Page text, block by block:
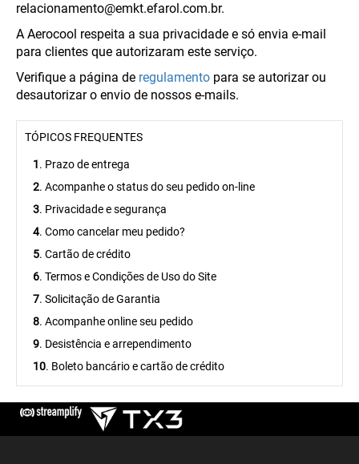
relacionamento@emkt.efarol.com.br.
A Aerocool respeita a sua privacidade e só envia e-mail
para clientes que autorizaram este serviço.
Verifique a página de regulamento para se autorizar ou
desautorizar o envio de nossos e-mails.
TÓPICOS FREQUENTES
1. Prazo de entrega
2. Acompanhe o status do seu pedido on-line
3. Privacidade e segurança
4. Como cancelar meu pedido?
5. Cartão de crédito
6. Termos e Condições de Uso do Site
7. Solicitação de Garantia
8. Acompanhe online seu pedido
9. Desistência e arrependimento
10. Boleto bancário e cartão de crédito